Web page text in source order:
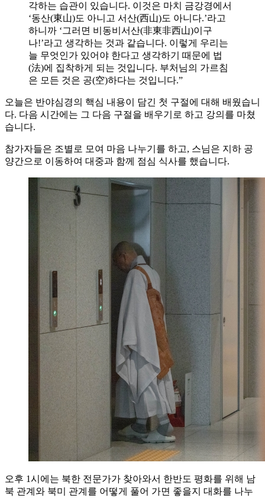
각하는 습관이 있습니다. 이것은 마치 금강경에서
‘동산(東山)도 아니고 서산(西山)도 아니다.’라고
하니까 ‘그러면 비동비서산(非東非西山)이구
나!’라고 생각하는 것과 같습니다. 이렇게 우리는
늘 무엇인가 있어야 한다고 생각하기 때문에 법
(法)에 집착하게 되는 것입니다. 부처님의 가르침
은 모든 것은 공(空)하다는 것입니다.”
오늘은 반야심경의 핵심 내용이 담긴 첫 구절에 대해 배웠습니
다. 다음 시간에는 그 다음 구절을 배우기로 하고 강의를 마쳤
습니다.
참가자들은 조별로 모여 마음 나누기를 하고, 스님은 지하 공
양간으로 이동하여 대중과 함께 점심 식사를 했습니다.
오후 1시에는 북한 전문가가 찾아와서 한반도 평화를 위해 남
북 관계와 북미 관계를 어떻게 풀어 가면 좋을지 대화를 나누